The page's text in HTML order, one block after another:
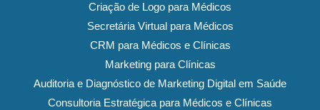
Criação de Logo para Médicos
Secretária Virtual para Médicos
CRM para Médicos e Clínicas
Marketing para Clínicas
Auditoria e Diagnóstico de Marketing Digital em Saúde
Consultoria Estratégica para Médicos e Clínicas